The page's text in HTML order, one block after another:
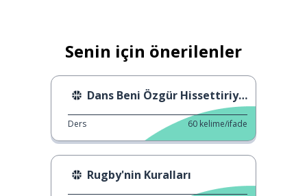
Senin için önerilenler
Dans Beni Özgür Hissettiriyor
Ders 60 kelime/ifade
Rugby'nin Kuralları